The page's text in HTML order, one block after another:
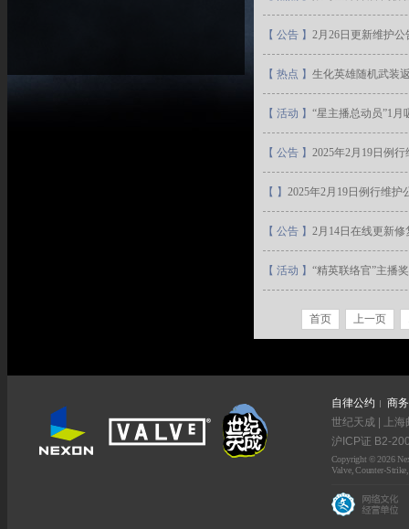
【 公告 】 2月26日更新维护
【 热点 】 生化英雄随机武装
【 活动 】 “星主播总动员”1月
【 公告 】 2025年2月19日例
【 】 2025年2月19日例行维护
【 公告 】 2月14日在线更新修
【 活动 】 “精英联络官”主播
首页 上一页
自律公约
商
世纪天成 | 上
沪ICP证 B2-
Copyright © 2026
Valve, Counter-